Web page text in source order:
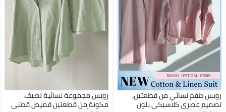
رويس طقم نسائي من قطعتين،
تصميم عصري كلاسيكي بلون
رويس مجموعة نسائية لصيف
مكونة من قطعتين قميص قطني